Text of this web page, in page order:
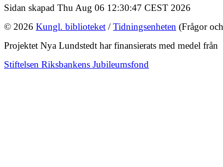
Sidan skapad Thu Aug 06 12:30:47 CEST 2026
© 2026 Kungl. biblioteket /Tidningsenheten (Frågor
Projektet Nya Lundstedt har finansierats med medel från
Stiftelsen Riksbankens Jubileumsfond